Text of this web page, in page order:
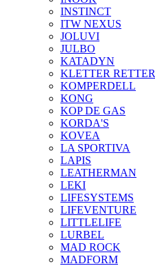
INSTINCT
ITW NEXUS
JOLUVI
JULBO
KATADYN
KLETTER RETTER
KOMPERDELL
KONG
KOP DE GAS
KORDA'S
KOVEA
LA SPORTIVA
LAPIS
LEATHERMAN
LEKI
LIFESYSTEMS
LIFEVENTURE
LITTLELIFE
LURBEL
MAD ROCK
MADFORM